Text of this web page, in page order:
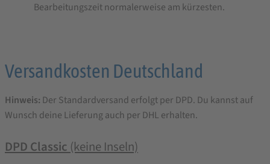
Bearbeitungszeit normalerweise am kürzesten.
Versandkosten Deutschland
Hinweis: Der Standardversand erfolgt per DPD. Du kannst auf
Wunsch deine Lieferung auch per DHL erhalten.
DPD Classic (keine Inseln)